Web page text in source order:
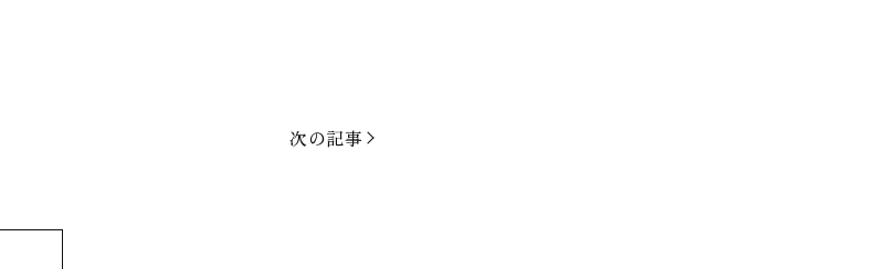
次の記事